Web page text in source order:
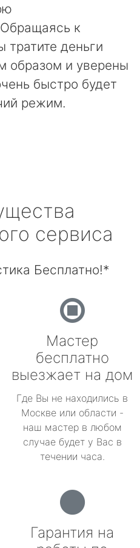
к
деньги
образом и уверены
быстро будет
режим.
сервиса
Бесплатно!*
Мастер
бесплатно
выезжает на дом
Где Вы не находились в
Москве или области -
наш мастер в любом
случае будет у Вас в
течении часа.
Гарантия на